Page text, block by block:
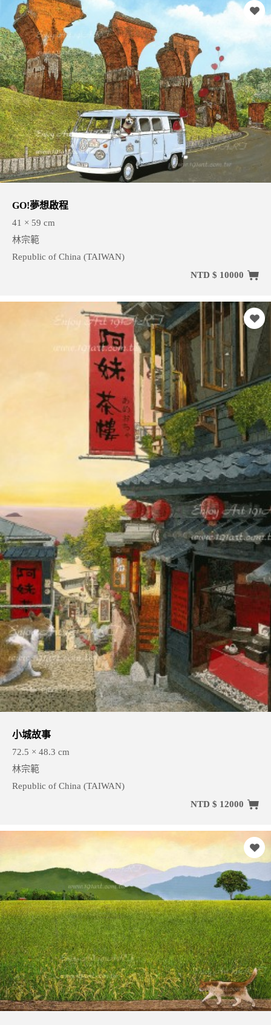
GO!夢想啟程
41 × 59 cm
林宗範
Republic of China (TAIWAN)
NTD $ 10000
小城故事
72.5 × 48.3 cm
林宗範
Republic of China (TAIWAN)
NTD $ 12000